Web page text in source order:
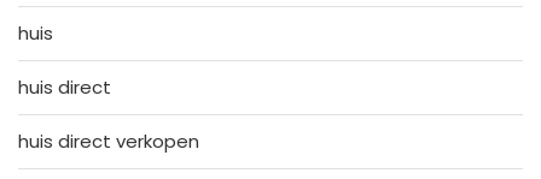
huis
huis direct
huis direct verkopen